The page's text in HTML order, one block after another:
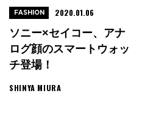
ソニー×セイコー、アナ
ログ顔のスマートウォッ
チ登場！
SHINYA MIURA
FASHION 2020.01.06